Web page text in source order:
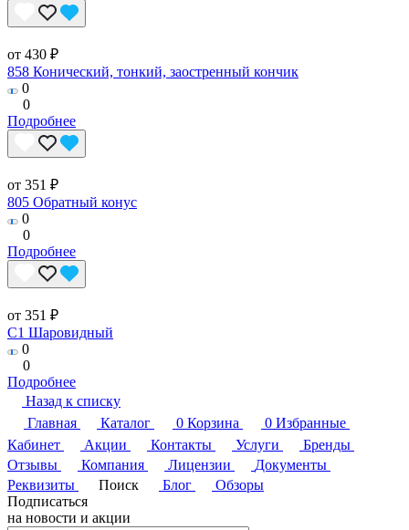
от 430 ₽
858 Конический, тонкий, заостренный кончик
0
0
Подробнее
от 351 ₽
805 Обратный конус
0
0
Подробнее
от 351 ₽
C1 Шаровидный
0
0
Подробнее
Назад к списку
Главная
Каталог 0 Корзина 0 Избранные
Кабинет
Акции Контакты Услуги
Бренды
Отзывы
Компания Лицензии
Документы
Реквизиты
Поиск Блог
Обзоры
Подписаться
на новости и акции